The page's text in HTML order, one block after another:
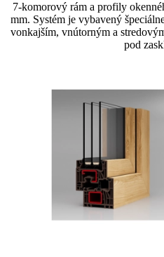
7-komorový rám a profily
mm. Systém je vybavený
vonkajším, vnútorným a
pod